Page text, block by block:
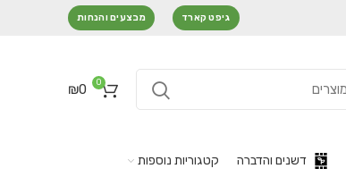
גיפט קארד מבצעים והנחות
0
₪0
דשנים והדברה קטגוריות נוספות